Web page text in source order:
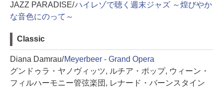
JAZZ PARADISE/ハイレゾで聴く週末ジャズ ～煌びやか
な音色にのって～
Classic
Diana Damrau/Meyerbeer - Grand Opera
グンドゥラ・ヤノヴィッツ, ルチア・ポップ, ウィーン・
フィルハーモニー管弦楽団, レナード・バーンスタイン